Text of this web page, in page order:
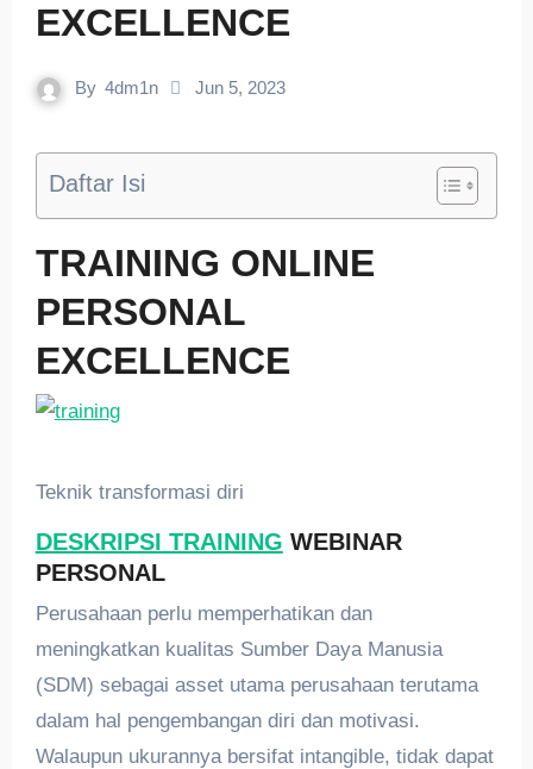
EXCELLENCE
By 4dm1n Jun 5, 2023
Daftar Isi
TRAINING ONLINE
PERSONAL
EXCELLENCE
Teknik transformasi diri
DESKRIPSI TRAINING WEBINAR
PERSONAL
Perusahaan perlu memperhatikan dan
meningkatkan kualitas Sumber Daya Manusia
(SDM) sebagai asset utama perusahaan terutama
dalam hal pengembangan diri dan motivasi.
Walaupun ukurannya bersifat intangible, tidak dapat